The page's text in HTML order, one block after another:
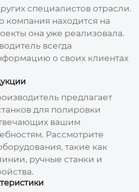
специалистов отрасли.
компания находится на
она уже реализовала.
всегда
о своих клиентах
предлагает
для полировки
вашим
Рассмотрите
такие как
ручные станки и